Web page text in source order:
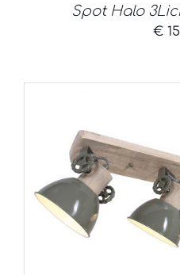
Spot Halo
€